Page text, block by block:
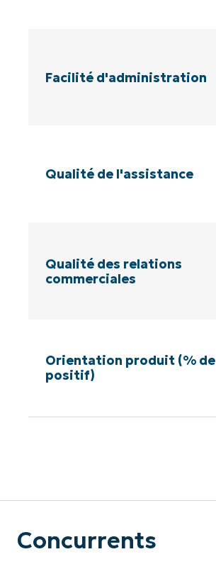
Facilité d'administration
Qualité de l'assistance
Qualité des relations
commerciales
Orientation produit (% de
positif)
Concurrents